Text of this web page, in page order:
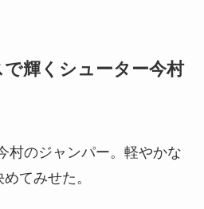
輝くシューター今村
村のジャンパー。軽やかな
てみせた。